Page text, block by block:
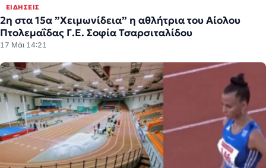
ΕΙΔΉΣΕΙΣ
2η στα 15α ”Χειμωνίδεια” η αθλήτρια του Αίολου
Πτολεμαΐδας Γ.Ε. Σοφία Τσαρσιταλίδου
17 Μάι 14:21